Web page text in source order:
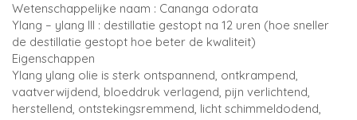
Wetenschappelijke naam : Cananga odorata
Ylang – ylang III : destillatie gestopt na 12 uren (hoe sneller
de destillatie gestopt hoe beter de kwaliteit)
Eigenschappen
Ylang ylang olie is sterk ontspannend, ontkrampend,
vaatverwijdend, bloeddruk verlagend, pijn verlichtend,
herstellend, ontstekingsremmend, licht schimmeldodend,